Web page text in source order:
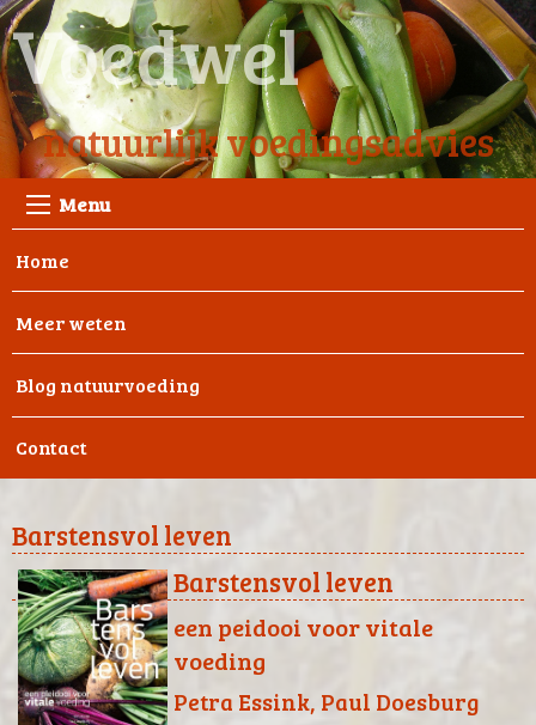
Voedwel
natuurlijk voedingsadvies
Menu
Home
Meer weten
Blog natuurvoeding
Contact
Barstensvol leven
Barstensvol leven
een peidooi voor vitale
voeding
Petra Essink, Paul Doesburg